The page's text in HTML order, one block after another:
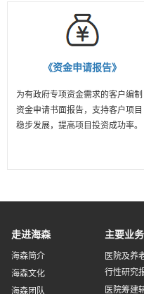
《资金申请报告》
为有政府专项资金需求的客户编制
资金申请书面报告，支持客户项目
稳步发展，提高项目投资成功率。
走进海森
海森简介
海森文化
海森团队
主要业务
医院及养
行性研究
医院筹建